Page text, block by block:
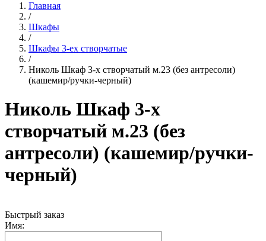
Главная
/
Шкафы
/
Шкафы 3-ех створчатые
/
Николь Шкаф 3-х створчатый м.23 (без антресоли)
(кашемир/ручки-черный)
Николь Шкаф 3-х
створчатый м.23 (без
антресоли) (кашемир/ручки-
черный)
Быстрый заказ
Имя: